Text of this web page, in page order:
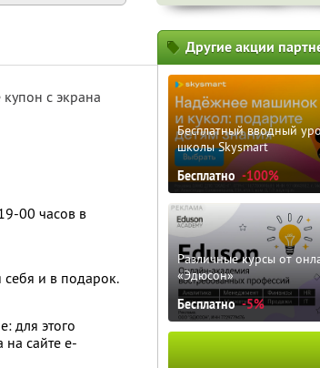
с экрана
00 часов в
и в подарок.
для этого
сайте e-
Другие акции
Бесплатный вводный
школы Skysmart
Бесплатно -100%
Различные курсы от
«Эдюсон»
Бесплатно -5%